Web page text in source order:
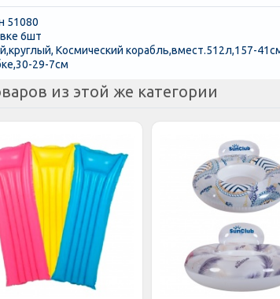
51080
6шт
Космический корабль,вмест.512л,157-
29-7см
из этой же категории